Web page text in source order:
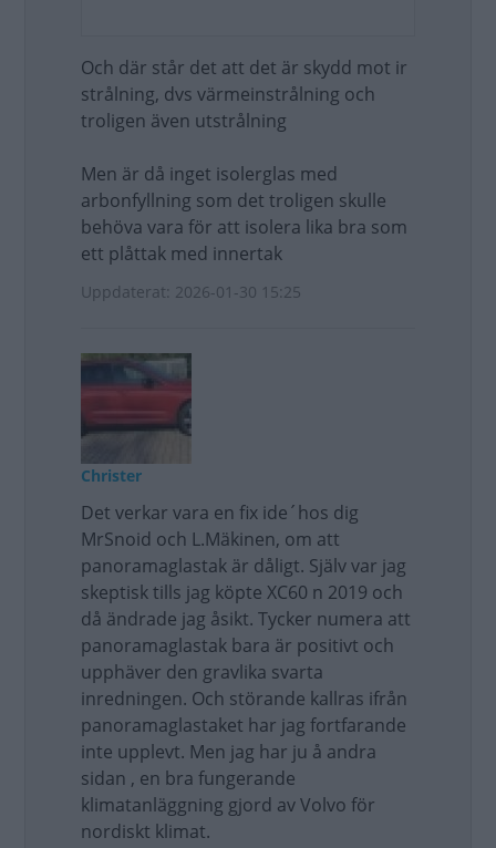
Och där står det att det är skydd mot ir
strålning, dvs värmeinstrålning och
troligen även utstrålning
Men är då inget isolerglas med
arbonfyllning som det troligen skulle
behöva vara för att isolera lika bra som
ett plåttak med innertak
Uppdaterat: 2026-01-30 15:25
Christer
Det verkar vara en fix ide´hos dig
MrSnoid och L.Mäkinen, om att
panoramaglastak är dåligt. Själv var jag
skeptisk tills jag köpte XC60 n 2019 och
då ändrade jag åsikt. Tycker numera att
panoramaglastak bara är positivt och
upphäver den gravlika svarta
inredningen. Och störande kallras ifrån
panoramaglastaket har jag fortfarande
inte upplevt. Men jag har ju å andra
sidan , en bra fungerande
klimatanläggning gjord av Volvo för
nordiskt klimat.